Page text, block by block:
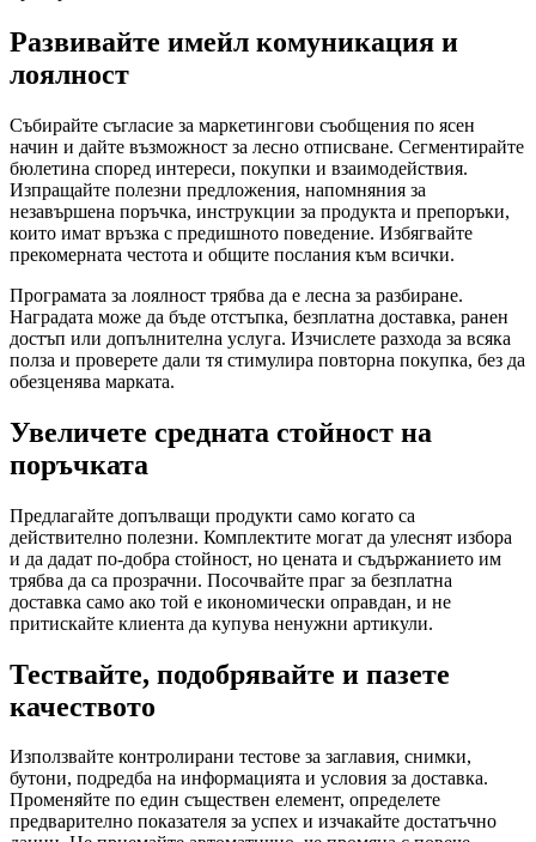
Развивайте имейл комуникация и
лоялност
Събирайте съгласие за маркетингови съобщения по ясен
начин и дайте възможност за лесно отписване. Сегментирайте
бюлетина според интереси, покупки и взаимодействия.
Изпращайте полезни предложения, напомняния за
незавършена поръчка, инструкции за продукта и препоръки,
които имат връзка с предишното поведение. Избягвайте
прекомерната честота и общите послания към всички.
Програмата за лоялност трябва да е лесна за разбиране.
Наградата може да бъде отстъпка, безплатна доставка, ранен
достъп или допълнителна услуга. Изчислете разхода за всяка
полза и проверете дали тя стимулира повторна покупка, без да
обезценява марката.
Увеличете средната стойност на
поръчката
Предлагайте допълващи продукти само когато са
действително полезни. Комплектите могат да улеснят избора
и да дадат по-добра стойност, но цената и съдържанието им
трябва да са прозрачни. Посочвайте праг за безплатна
доставка само ако той е икономически оправдан, и не
притискайте клиента да купува ненужни артикули.
Тествайте, подобрявайте и пазете
качеството
Използвайте контролирани тестове за заглавия, снимки,
бутони, подредба на информацията и условия за доставка.
Променяйте по един съществен елемент, определете
предварително показателя за успех и изчакайте достатъчно